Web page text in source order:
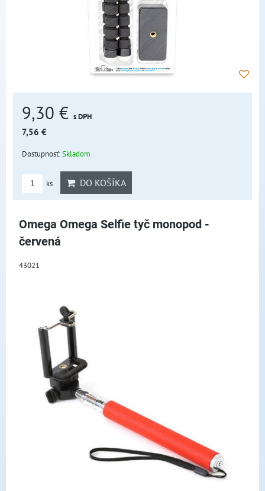
9,30 € s DPH
7,56 €
Dostupnosť:Skladom
ks DO KOŠÍKA
Omega Omega Selfie tyč monopod -
červená
43021